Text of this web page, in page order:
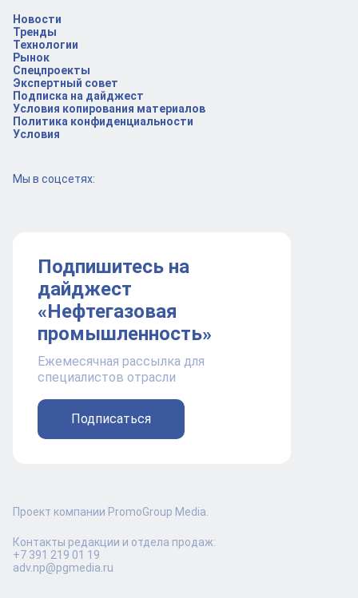
Новости
Тренды
Технологии
Рынок
Спецпроекты
Экспертный совет
Подписка на дайджест
Условия копирования материалов
Политика конфиденциальности
Условия
Мы в соцсетях:
Подпишитесь на
дайджест
«Нефтегазовая
промышленность»
Ежемесячная рассылка для
специалистов отрасли
Подписаться
Проект компании PromoGroup Media.
Контакты редакции и отдела продаж:
+7 391 219 01 19
adv.np@pgmedia.ru